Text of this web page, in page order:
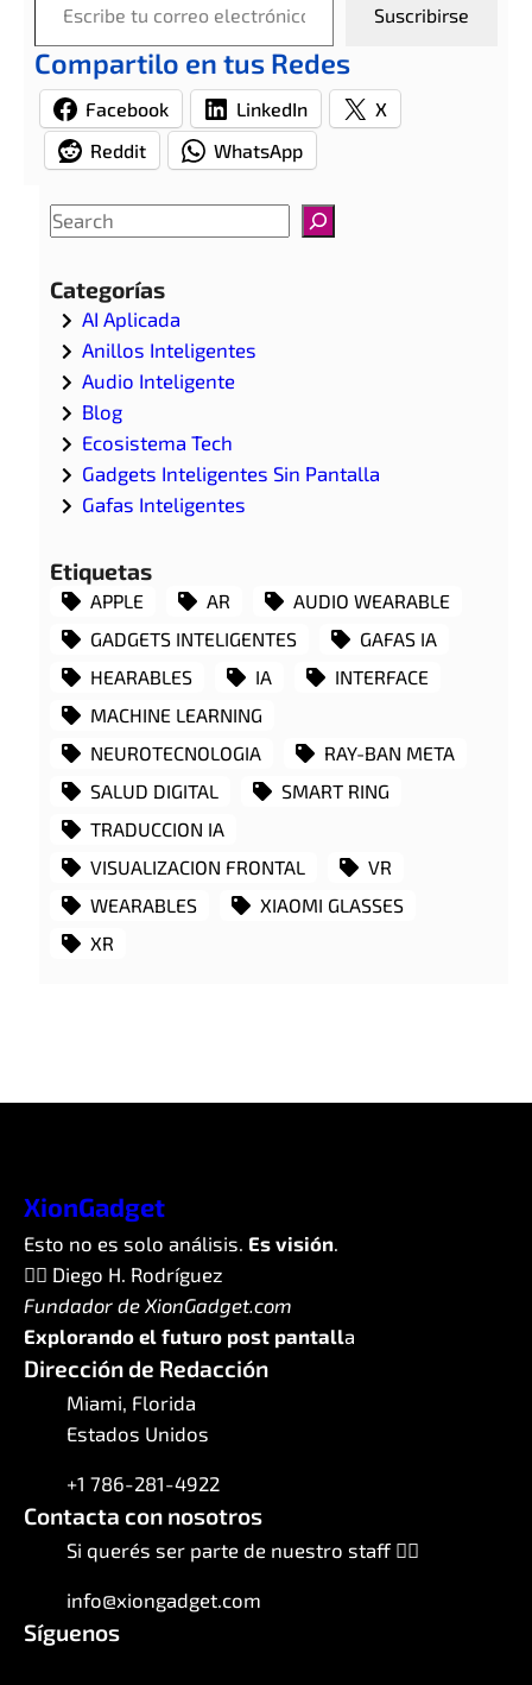
Suscribirse
Compartilo en tus Redes
Facebook LinkedIn
X
Reddit
WhatsApp
S
a
Categorías
AI Aplicada
Anillos Inteligentes
Audio Inteligente
Blog
Ecosistema Tech
Gadgets Inteligentes Sin Pantalla
Gafas Inteligentes
Etiquetas
APPLE AR
AUDIO WEARABLE
GADGETS INTELIGENTES
GAFAS IA
HEARABLES
IA
INTERFACE
MACHINE LEARNING
NEUROTECNOLOGIA
RAY-BAN META
SALUD DIGITAL
SMART RING
TRADUCCION IA
VISUALIZACION FRONTAL
VR
WEARABLES
XIAOMI GLASSES
XR
XionGadget
Esto no es solo análisis. Es visión
✍🏼 Diego H. Rodríguez
Fundador de XionGadget.com
Explorando el futuro post pantalla
Dirección de Redacción
Miami, Florida
Estados Unidos
+1 786-281-4922
Contacta con nosotros
Si querés ser parte de nuestro staff 👇🏼
info@xiongadget.com
Síguenos